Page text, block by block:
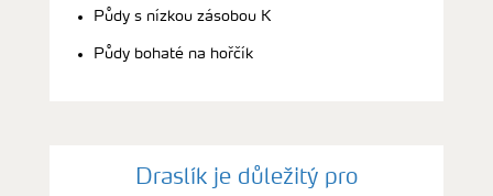
Půdy s nízkou zásobou K
Půdy bohaté na hořčík
Draslík je důležitý pro